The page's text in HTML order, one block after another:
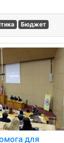
Бюджет
для